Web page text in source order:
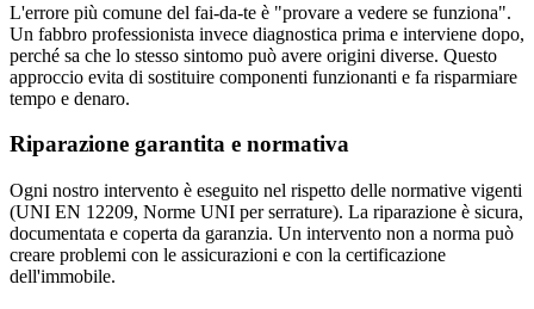
L'errore più comune del fai-da-te è "provare a vedere se funziona".
Un fabbro professionista invece diagnostica prima e interviene dopo,
perché sa che lo stesso sintomo può avere origini diverse. Questo
approccio evita di sostituire componenti funzionanti e fa risparmiare
tempo e denaro.
Riparazione garantita e normativa
Ogni nostro intervento è eseguito nel rispetto delle normative vigenti
(UNI EN 12209, Norme UNI per serrature). La riparazione è sicura,
documentata e coperta da garanzia. Un intervento non a norma può
creare problemi con le assicurazioni e con la certificazione
dell'immobile.